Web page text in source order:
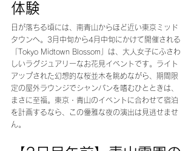
体験
日が落ちる頃には、南青山からほど近い東京ミッド
タウンへ。3月中旬から4月中旬にかけて開催される
「Tokyo Midtown Blossom」は、大人女子にふさわ
しいラグジュアリーなお花見イベントです。ライト
アップされた幻想的な桜並木を眺めながら、期間限
定の屋外ラウンジでシャンパンを嗜むひとときは、
まさに至福。東京・青山のイベントに合わせて宿泊
を計画するなら、この優雅な夜の演出は見逃せませ
ん。